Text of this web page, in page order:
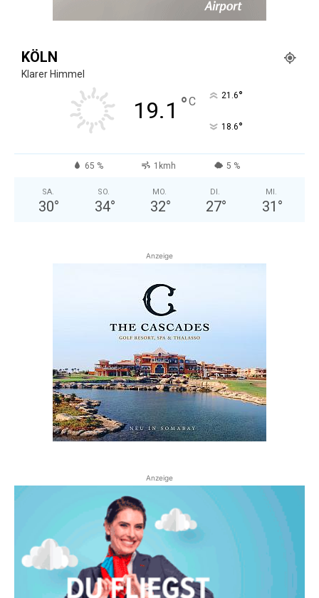
KÖLN
Klarer Himmel
19.1 °C 21.6°
18.6°
65 % 1kmh 5 %
SA.
30°
SO.
34°
MO.
32°
DI.
27°
MI.
31 °
Anzeige
Anzeige